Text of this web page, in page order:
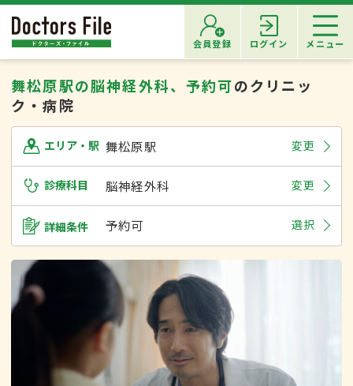
会員登録 ログイン メニュー
舞松原駅の脳神経外科、予約可のクリニッ
ク・病院
エリア・駅 舞松原駅 変更
診療科目 脳神経外科 変更
詳細条件 予約可 選択